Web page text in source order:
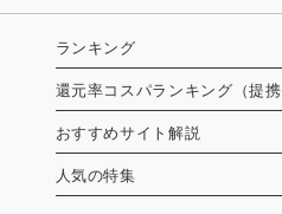
ランキング
還元率コスパランキング（提携
おすすめサイト解説
人気の特集